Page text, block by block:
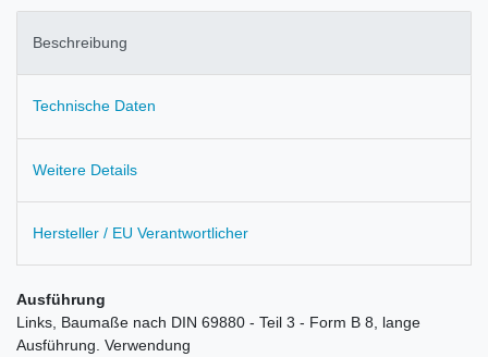
Beschreibung
Technische Daten
Weitere Details
Hersteller / EU Verantwortlicher
Ausführung
Links, Baumaße nach DIN 69880 - Teil 3 - Form B 8, lange
Ausführung. Verwendung